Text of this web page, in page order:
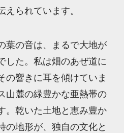
えられています。
葉の音は、まるで大地が
した。私は畑のあぜ道に
の響きに耳を傾けていま
山麓の緑豊かな亜熱帯の
。乾いた土地と恵み豊か
の地形が、独自の文化と